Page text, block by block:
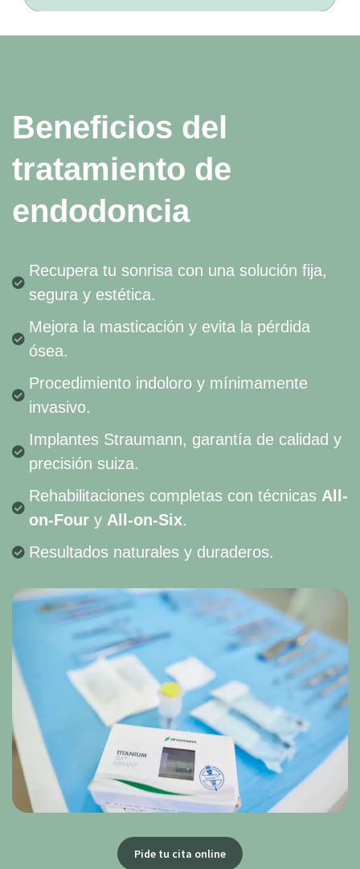
Beneficios del
tratamiento de
endodoncia
Recupera tu sonrisa con una solución fija,
segura y estética.
Mejora la masticación y evita la pérdida
ósea.
Procedimiento indoloro y mínimamente
invasivo.
Implantes Straumann, garantía de calidad y
precisión suiza.
Rehabilitaciones completas con técnicas All-
on-Four y All-on-Six.
Resultados naturales y duraderos.
Pide tu cita online